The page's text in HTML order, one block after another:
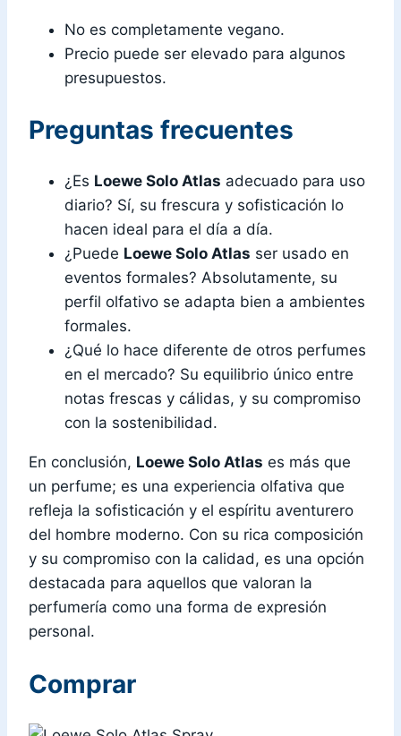
No es completamente vegano.
Precio puede ser elevado para algunos
presupuestos.
Preguntas frecuentes
¿Es Loewe Solo Atlas adecuado para uso
diario? Sí, su frescura y sofisticación lo
hacen ideal para el día a día.
¿Puede Loewe Solo Atlas ser usado en
eventos formales? Absolutamente, su
perfil olfativo se adapta bien a ambientes
formales.
¿Qué lo hace diferente de otros perfumes
en el mercado? Su equilibrio único entre
notas frescas y cálidas, y su compromiso
con la sostenibilidad.
En conclusión, Loewe Solo Atlas es más que
un perfume; es una experiencia olfativa que
refleja la sofisticación y el espíritu aventurero
del hombre moderno. Con su rica composición
y su compromiso con la calidad, es una opción
destacada para aquellos que valoran la
perfumería como una forma de expresión
personal.
Comprar